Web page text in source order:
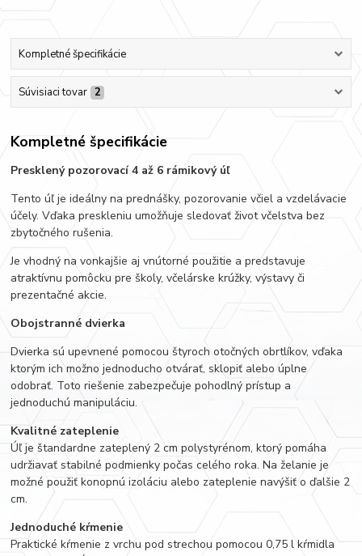
Kompletné špecifikácie
Súvisiaci tovar 2
Kompletné špecifikácie
Presklený pozorovací 4 až 6 rámikový úľ
Tento úľ je ideálny na prednášky, pozorovanie včiel a vzdelávacie
účely. Vďaka preskleniu umožňuje sledovať život včelstva bez
zbytočného rušenia.
Je vhodný na vonkajšie aj vnútorné použitie a predstavuje
atraktívnu pomôcku pre školy, včelárske krúžky, výstavy či
prezentačné akcie.
Obojstranné dvierka
Dvierka sú upevnené pomocou štyroch otočných obrtlíkov, vďaka
ktorým ich možno jednoducho otvárať, sklopiť alebo úplne
odobrať. Toto riešenie zabezpečuje pohodlný prístup a
jednoduchú manipuláciu.
Kvalitné zateplenie
Úľ je štandardne zateplený 2 cm polystyrénom, ktorý pomáha
udržiavať stabilné podmienky počas celého roka. Na želanie je
možné použiť konopnú izoláciu alebo zateplenie navýšiť o ďalšie 2
cm.
Jednoduché kŕmenie
Praktické kŕmenie z vrchu pod strechou pomocou 0,75 l kŕmidla